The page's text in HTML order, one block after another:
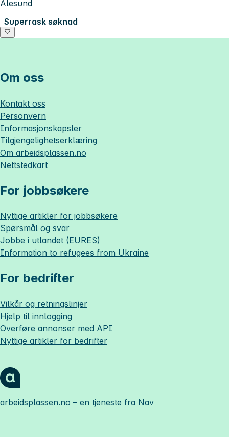
Ålesund
Superrask søknad
Om oss
Kontakt oss
Personvern
Informasjonskapsler
Tilgjengelighetserklæring
Om arbeidsplassen.no
Nettstedkart
For jobbsøkere
Nyttige artikler for jobbsøkere
Spørsmål og svar
Jobbe i utlandet (EURES)
Information to refugees from Ukraine
For bedrifter
Vilkår og retningslinjer
Hjelp til innlogging
Overføre annonser med API
Nyttige artikler for bedrifter
arbeidsplassen.no – en tjeneste fra Nav